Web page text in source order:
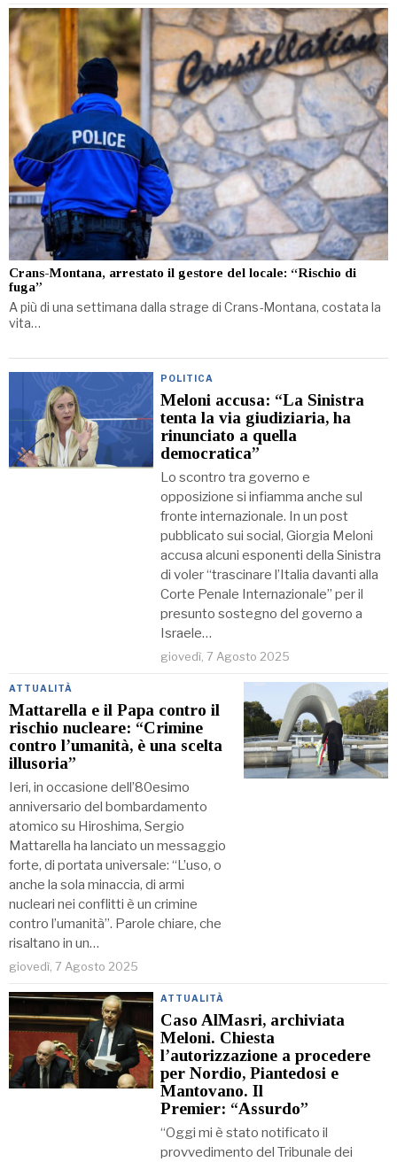
Crans-Montana, arrestato il gestore del locale: “Rischio di
fuga”
A più di una settimana dalla strage di Crans-Montana, costata la
vita…
POLITICA
Meloni accusa: “La Sinistra
tenta la via giudiziaria, ha
rinunciato a quella
democratica”
Lo scontro tra governo e
opposizione si infiamma anche sul
fronte internazionale. In un post
pubblicato sui social, Giorgia Meloni
accusa alcuni esponenti della Sinistra
di voler “trascinare l’Italia davanti alla
Corte Penale Internazionale” per il
presunto sostegno del governo a
Israele…
giovedì, 7 Agosto 2025
ATTUALITÀ
Mattarella e il Papa contro il
rischio nucleare: “Crimine
contro l’umanità, è una scelta
illusoria”
Ieri, in occasione dell’80esimo
anniversario del bombardamento
atomico su Hiroshima, Sergio
Mattarella ha lanciato un messaggio
forte, di portata universale: “L’uso, o
anche la sola minaccia, di armi
nucleari nei conflitti è un crimine
contro l’umanità”. Parole chiare, che
risaltano in un…
giovedì, 7 Agosto 2025
ATTUALITÀ
Caso AlMasri, archiviata
Meloni. Chiesta
l’autorizzazione a procedere
per Nordio, Piantedosi e
Mantovano. Il
Premier: “Assurdo”
“Oggi mi è stato notificato il
provvedimento del Tribunale dei